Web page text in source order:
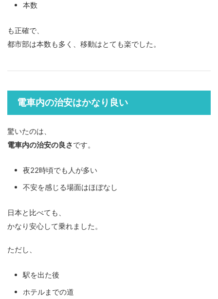
本数
も正確で、
都市部は本数も多く、移動はとても楽でした。
電車内の治安はかなり良い
驚いたのは、
電車内の治安の良さです。
夜22時頃でも人が多い
不安を感じる場面はほぼなし
日本と比べても、
かなり安心して乗れました。
ただし、
駅を出た後
ホテルまでの道